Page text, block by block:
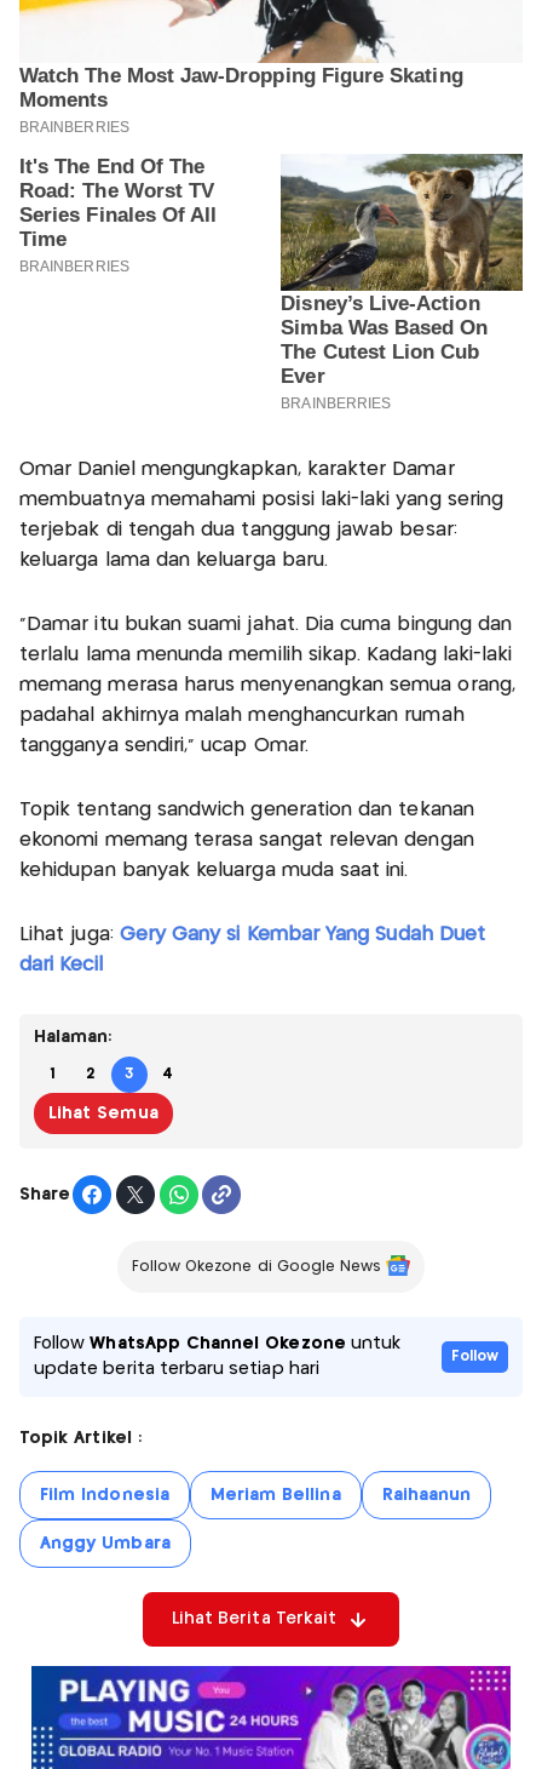
Omar Daniel mengungkapkan, karakter Damar
membuatnya memahami posisi laki-laki yang sering
terjebak di tengah dua tanggung jawab besar:
keluarga lama dan keluarga baru.
“Damar itu bukan suami jahat. Dia cuma bingung dan
terlalu lama menunda memilih sikap. Kadang laki-laki
memang merasa harus menyenangkan semua orang,
padahal akhirnya malah menghancurkan rumah
tangganya sendiri,” ucap Omar.
Topik tentang sandwich generation dan tekanan
ekonomi memang terasa sangat relevan dengan
kehidupan banyak keluarga muda saat ini.
Lihat juga: Gery Gany si Kembar Yang Sudah Duet
dari Kecil
Halaman:
1 2 3 4
Lihat Semua
Share
Follow Okezone di Google News
FollowWhatsApp Channel Okezone untuk
update berita terbaru setiap hari
Follow
Topik Artikel :
Film Indonesia Meriam Bellina Raihaanun
Anggy Umbara
Lihat Berita Terkait